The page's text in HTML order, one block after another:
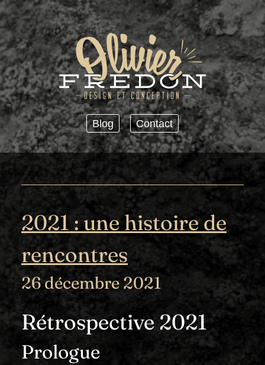
Passer au contenu principal
Blog Contact
2021 : une histoire de
rencontres
26 décembre 2021
Rétrospective 2021
Prologue